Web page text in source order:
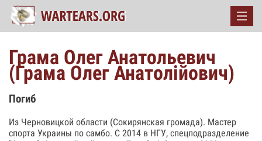
Грама Олег Анатольевич
(Грама Олег Анатолійович)
Погиб
Из Черновицкой области (Сокирянская громада). Мастер
спорта Украины по самбо. С 2014 в НГУ, спецподразделение